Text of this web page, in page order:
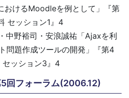
おけるMoodleを例として」『第
セッション1』4
中野裕司・安浪誠祐「Ajaxを利
問題作成ツールの開発」『第4
セッション3』4
回フォーラム(2006.12)